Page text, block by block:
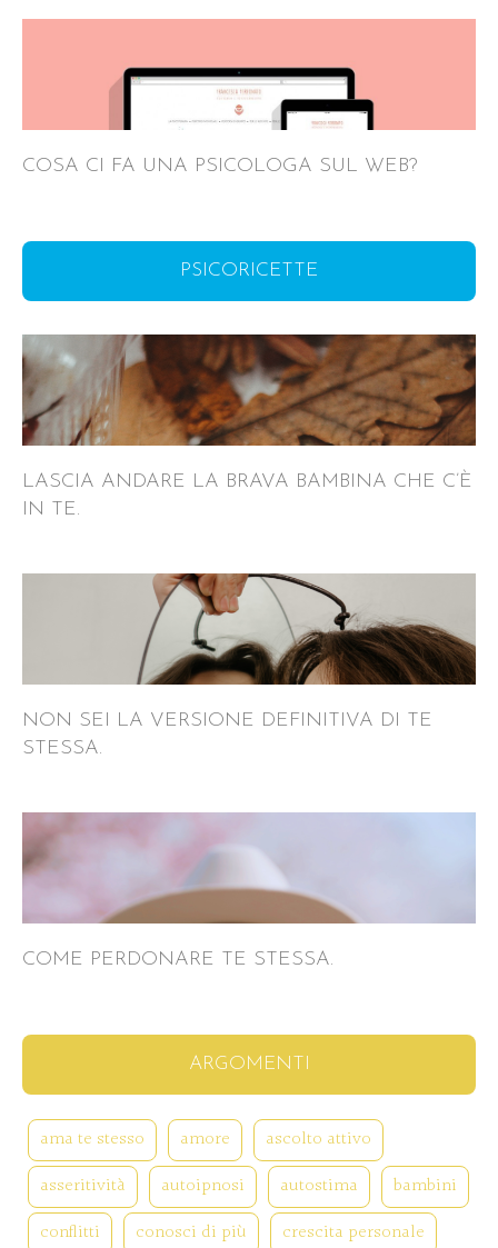
COSA CI FA UNA PSICOLOGA SUL WEB?
PSICORICETTE
LASCIA ANDARE LA BRAVA BAMBINA CHE C’È
IN TE.
NON SEI LA VERSIONE DEFINITIVA DI TE
STESSA.
COME PERDONARE TE STESSA.
ARGOMENTI
ama te stesso amore
ascolto attivo
asseritività
autoipnosi autostima
bambini
conflitti
conosci di più
crescita personale